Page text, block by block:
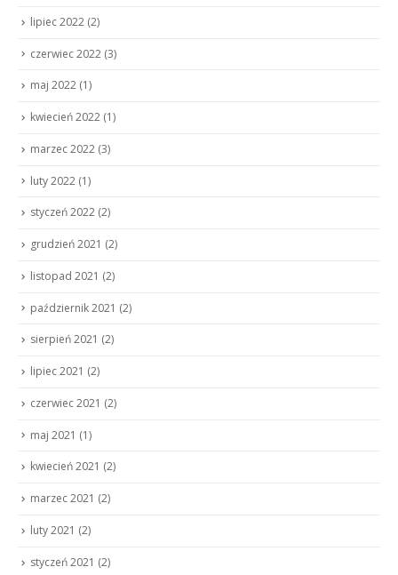
lipiec 2022 (2)
czerwiec 2022 (3)
maj 2022 (1)
kwiecień 2022 (1)
marzec 2022 (3)
luty 2022 (1)
styczeń 2022 (2)
grudzień 2021 (2)
listopad 2021 (2)
październik 2021 (2)
sierpień 2021 (2)
lipiec 2021 (2)
czerwiec 2021 (2)
maj 2021 (1)
kwiecień 2021 (2)
marzec 2021 (2)
luty 2021 (2)
styczeń 2021 (2)